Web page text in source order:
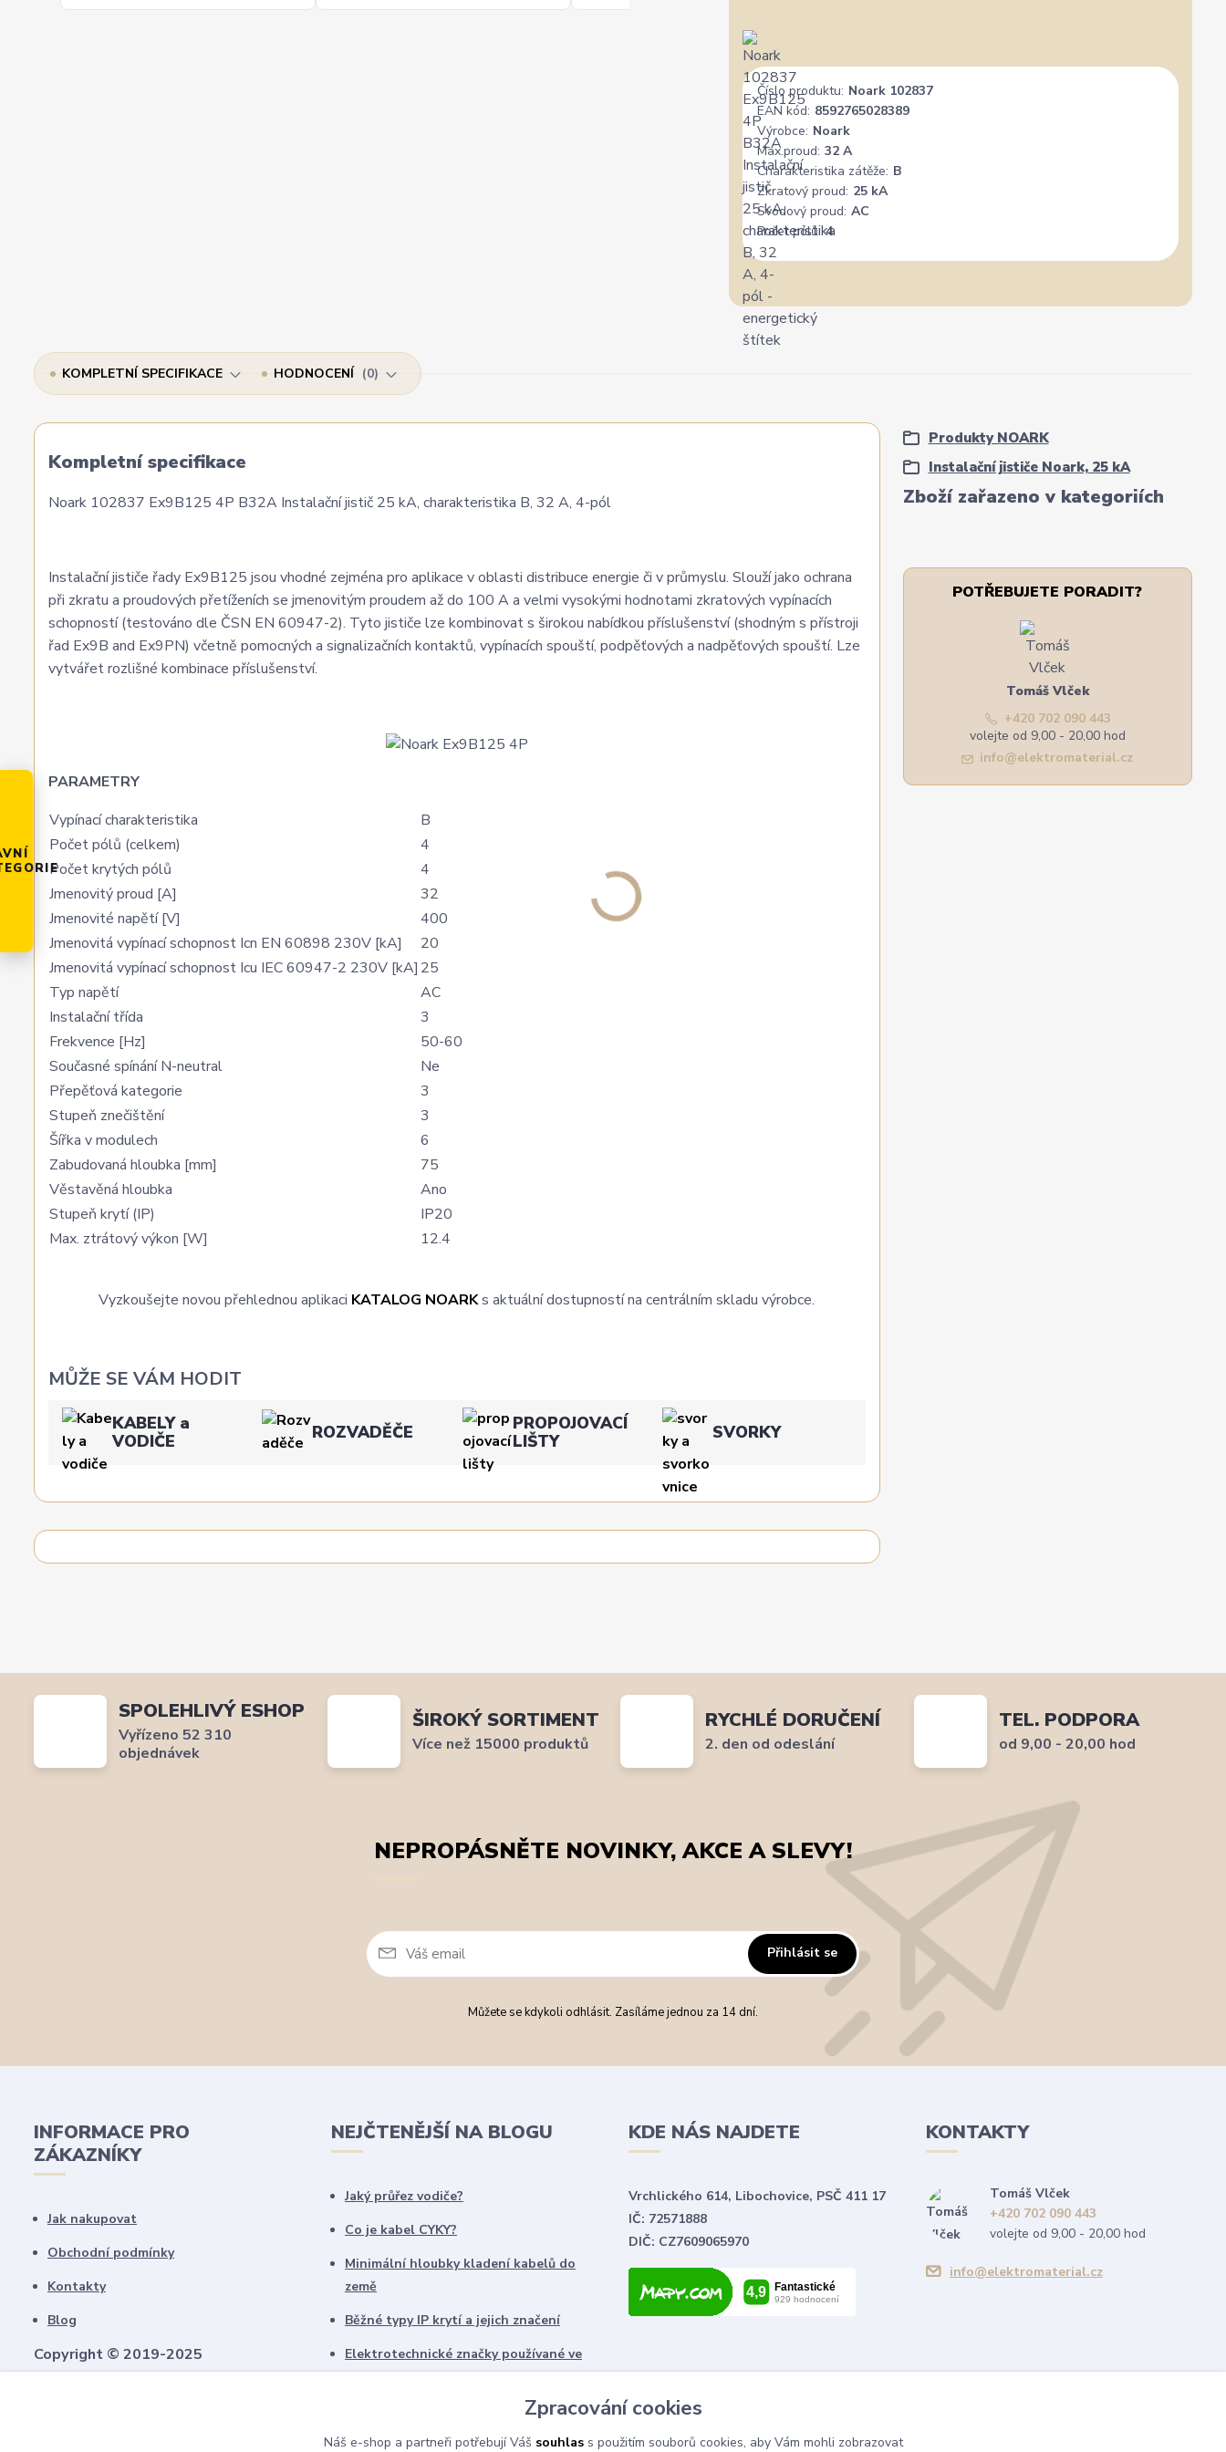
Číslo produktu: Noark 102837
EAN kód: 8592765028389
Výrobce: Noark
Max.proud: 32 A
Charakteristika zátěže: B
Zkratový proud: 25 kA
Svodový proud: AC
Počet pólů: 4
KOMPLETNÍ SPECIFIKACE HODNOCENÍ 0
Kompletní specifikace
Noark 102837 Ex9B125 4P B32A Instalační jistič 25 kA, charakteristika B, 32 A, 4-pól
Instalační jističe řady Ex9B125 jsou vhodné zejména pro aplikace v oblasti distribuce energie či v průmyslu. Slouží jako ochrana
při zkratu a proudových přetíženích se jmenovitým proudem až do 100 A a velmi vysokými hodnotami zkratových vypínacích
schopností (testováno dle ČSN EN 60947-2). Tyto jističe lze kombinovat s širokou nabídkou příslušenství (shodným s přístroji
řad Ex9B and Ex9PN) včetně pomocných a signalizačních kontaktů, vypínacích spouští, podpěťových a nadpěťových spouští. Lze
vytvářet rozlišné kombinace příslušenství.
PARAMETRY
Vypínací charakteristika
B
Počet pólů (celkem)
4
Počet krytých pólů
4
Jmenovitý proud [A]
32
Jmenovité napětí [V]
400
Jmenovitá vypínací schopnost Icn EN 60898 230V [kA]
20
Jmenovitá vypínací schopnost Icu IEC 60947-2 230V [kA] 25
Typ napětí
AC
Instalační třída
3
Frekvence [Hz]
50-60
Současné spínání N-neutral
Ne
Přepěťová kategorie
3
Stupeň znečištění
3
Šířka v modulech
6
Zabudovaná hloubka [mm]
75
Věstavěná hloubka
Ano
Stupeň krytí (IP)
IP20
Max. ztrátový výkon [W]
12.4
Vyzkoušejte novou přehlednou aplikaci KATALOG NOARKs aktuální dostupností na centrálním skladu výrobce.
MŮŽE SE VÁM HODIT
KABELY a
VODIČE
ROZVADĚČE
PROPOJOVACÍ
LIŠTY
SVORKY
Zboží zařazeno v kategoriích
Produkty NOARK
Instalační jističe Noark, 25 kA
POTŘEBUJETE PORADIT?
Tomáš Vlček
+420 702 090 443
volejte od 9,00 - 20,00 hod
info@elektromaterial.cz
SPOLEHLIVÝ ESHOP
Vyřízeno 52 310
objednávek
ŠIROKÝ SORTIMENT
Více než 15000 produktů
RYCHLÉ DORUČENÍ
2. den od odeslání
TEL. PODPORA
od 9,00 - 20,00 hod
NEPROPÁSNĚTE NOVINKY, AKCE A SLEVY!
Přihlásit se
Můžete se kdykoli odhlásit. Zasíláme jednou za 14 dní.
INFORMACE PRO
ZÁKAZNÍKY
Jak nakupovat
Obchodní podmínky
Kontakty
Blog
Copyright © 2019-2025
NEJČTENĚJŠÍ NA BLOGU
Jaký průřez vodiče?
Co je kabel CYKY?
Minimální hloubky kladení kabelů do
země
Běžné typy IP krytí a jejich značení
Elektrotechnické značky používané ve
schématech
KDE NÁS NAJDETE
Vrchlického 614, Libochovice, PSČ 411 17
IČ: 72571888
DIČ: CZ7609065970
KONTAKTY
Tomáš Vlček
+420 702 090 443
volejte od 9,00 - 20,00 hod
info@elektromaterial.cz
Zpracování cookies
Náš e-shop a partneři potřebují Váš souhlass použitím souborů cookies, aby Vám mohli zobrazovat